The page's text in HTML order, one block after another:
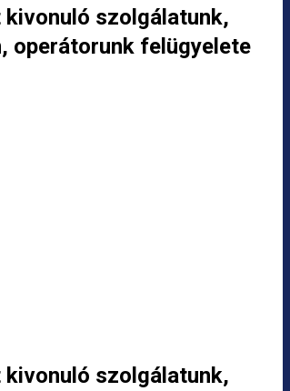
szolgálatunk,
operátorunk felügyelete
szolgálatunk,